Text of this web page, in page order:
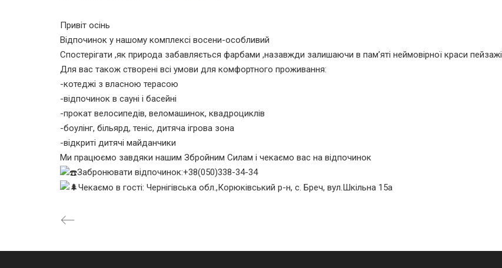
Привіт осінь
Відпочинок у нашому комплексі восени-особливий
Спостерігати ,як природа забавляється фарбами ,назавжди залишаючи в пам’яті неймовірної краси пейзажі
Для вас також створені всі умови для комфортного проживання:
-котеджі з власною терасою
-відпочинок в сауні і басейні
-прокат велосипедів, веломашинок, квадроциклів
-боулінг, більярд, теніс, дитяча ігрова зона
-відкриті дитячі майданчики
Ми працюємо завдяки нашим Збройним Силам і чекаємо вас на відпочинок
Забронювати відпочинок:+38(050)338-34-34
Чекаємо в гості: Чернігівська обл.,Корюківський р-н, с. Бреч, вул.Шкільна 15а